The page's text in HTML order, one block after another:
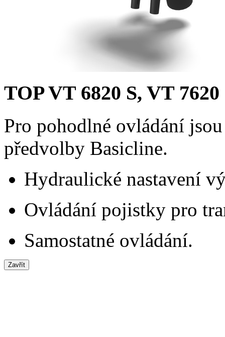
TOP VT 6820 S, VT 7620
Pro pohodlné ovládání
předvolby Basicline.
Hydraulické nastavení
Ovládání pojistky pro
Samostatné ovládání.
Zavřít